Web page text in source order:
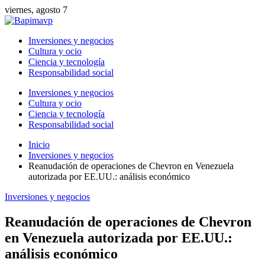
viernes, agosto 7
Inversiones y negocios
Cultura y ocio
Ciencia y tecnología
Responsabilidad social
Inversiones y negocios
Cultura y ocio
Ciencia y tecnología
Responsabilidad social
Inicio
Inversiones y negocios
Reanudación de operaciones de Chevron en Venezuela
autorizada por EE.UU.: análisis económico
Inversiones y negocios
Reanudación de operaciones de Chevron
en Venezuela autorizada por EE.UU.:
análisis económico